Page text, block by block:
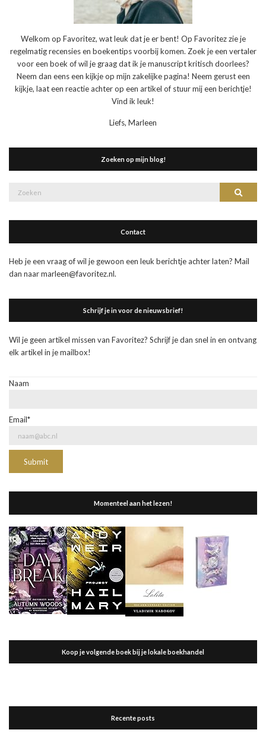
Welkom op Favoritez, wat leuk dat je er bent! Op Favoritez zie je
regelmatig recensies en boekentips voorbij komen. Zoek je een vertaler
voor een boek of wil je graag dat ik je manuscript kritisch doorlees?
Neem dan eens een kijkje op mijn zakelijke pagina! Neem gerust een
kijkje, laat een reactie achter op een artikel of stuur mij een berichtje!
Vind ik leuk!
Liefs, Marleen
Zoeken op mijn blog!
Contact
Heb je een vraag of wil je gewoon een leuk berichtje achter laten? Mail
dan naar marleen@favoritez.nl.
Schrijf je in voor de nieuwsbrief!
Wil je geen artikel missen van Favoritez? Schrijf je dan snel in en ontvang
elk artikel in je mailbox!
Naam
Email*
Momenteel aan het lezen!
Koop je volgende boek bij je lokale boekhandel
Recente posts